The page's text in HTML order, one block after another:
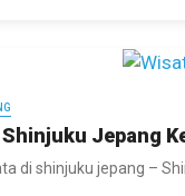
Jepang
di shinjuku jepang –